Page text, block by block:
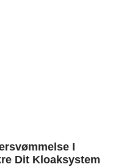
I
Dit Kloaksystem